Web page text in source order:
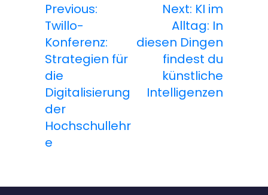
B
e
i
t
r
a
Previous:
Twillo-
Konferenz:
Strategien für
die
Digitalisierung
der
Hochschullehr
e
Next: KI im
Alltag: In
diesen Dingen
findest du
künstliche
Intelligenzen